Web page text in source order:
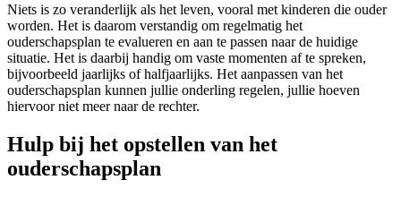
Niets is zo veranderlijk als het leven, vooral met kinderen die ouder
worden. Het is daarom verstandig om regelmatig het
ouderschapsplan te evalueren en aan te passen naar de huidige
situatie. Het is daarbij handig om vaste momenten af te spreken,
bijvoorbeeld jaarlijks of halfjaarlijks. Het aanpassen van het
ouderschapsplan kunnen jullie onderling regelen, jullie hoeven
hiervoor niet meer naar de rechter.
Hulp bij het opstellen van het
ouderschapsplan